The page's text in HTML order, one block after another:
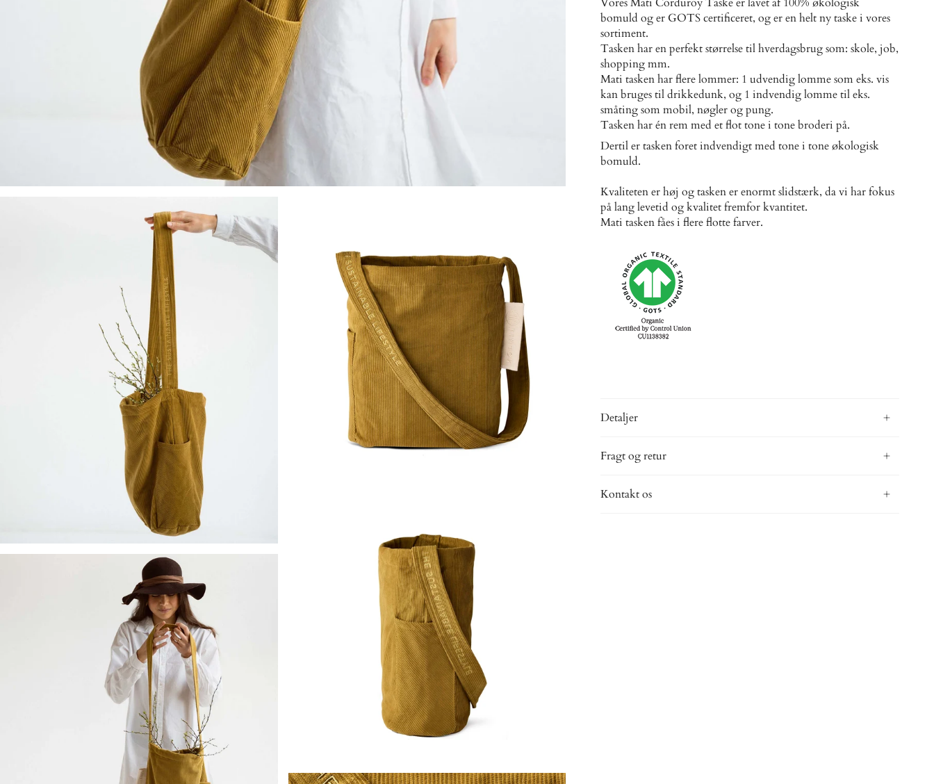
bomuld og er GOTS certificeret, og er en helt ny taske i vores
sortiment.
Tasken har en perfekt størrelse til hverdagsbrug som: skole, job,
shopping mm.
Mati tasken har flere lommer: 1 udvendig lomme som eks. vis
kan bruges til drikkedunk, og 1 indvendig lomme til eks.
småting som mobil, nøgler og pung.
Tasken har én rem med et flot tone i tone broderi på.
Dertil er tasken foret indvendigt med tone i tone økologisk
bomuld.
Kvaliteten er høj og tasken er enormt slidstærk, da vi har fokus
på lang levetid og kvalitet fremfor kvantitet.
Mati tasken fåes i flere flotte farver.
Detaljer
Fragt og retur
Kontakt os